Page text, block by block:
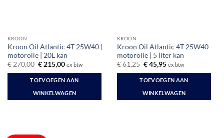
KROON
Kroon Oil Atlantic 4T 25W40 |
motorolie | 20L kan
€270,00 Oorspronkelijke
was:
€ 270,00.
€215,00Huidige
is:
€ 215,00.
ex btw
TOEVOEGEN AAN
WINKELWAGEN
KROON
Kroon Oil Atlantic 4T 25W40
motorolie | 5 liter kan
€61,25 Oorspronkelijke
was:
€ 61,25.
€45,95Huidige
is:
€ 45,95.
ex btw
TOEVOEGEN AAN
WINKELWAGEN